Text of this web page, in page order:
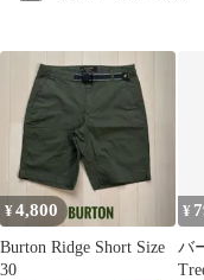
¥4,800
Burton Ridge Short Size
30
¥
バ